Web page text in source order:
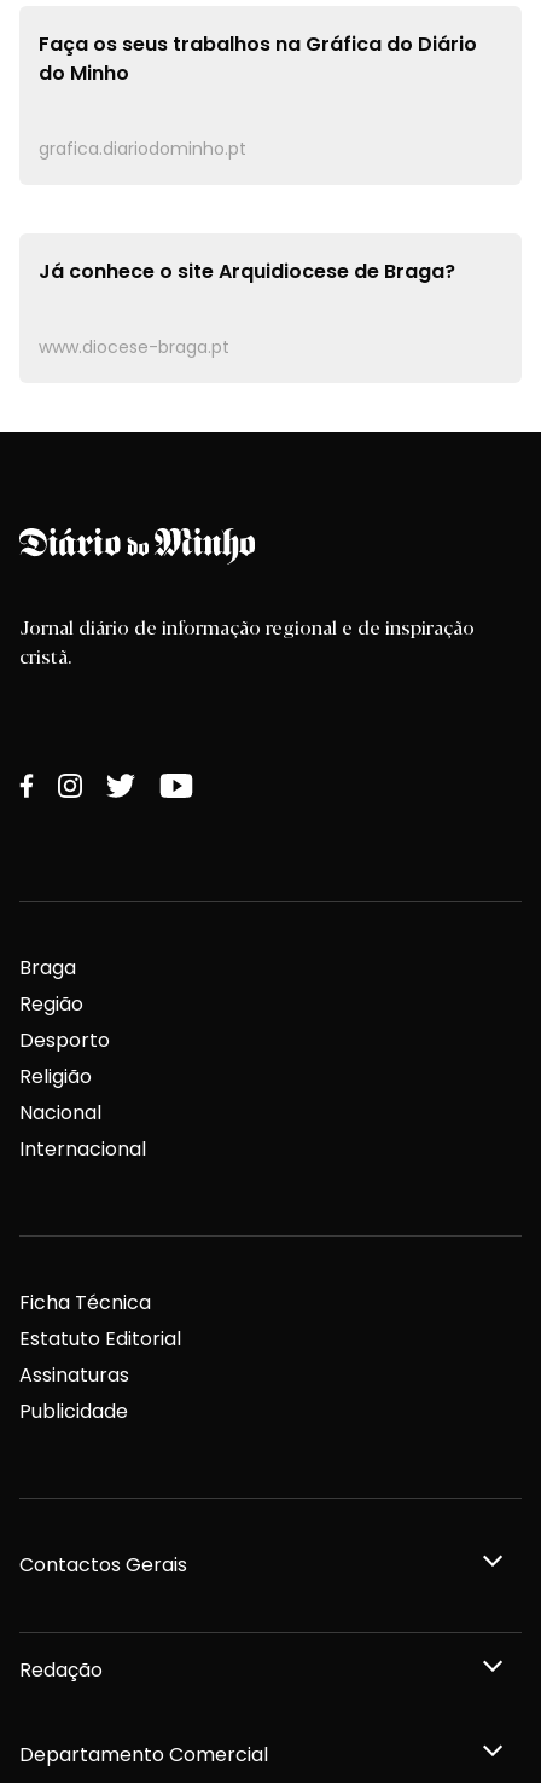
Faça os seus trabalhos na Gráfica do Diário
do Minho
grafica.diariodominho.pt
Já conhece o siteArquidiocese de Braga?
www.diocese-braga.pt
Jornal diário de informação regional e de inspiração
cristã.
Braga
Região
Desporto
Religião
Nacional
Internacional
Ficha Técnica
Estatuto Editorial
Assinaturas
Publicidade
Contactos Gerais
Redação
Departamento Comercial